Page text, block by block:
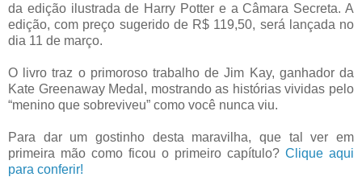
da edição ilustrada de Harry Potter e a Câmara Secreta. A
edição, com preço sugerido de R$ 119,50, será lançada no
dia 11 de março.
O livro traz o primoroso trabalho de Jim Kay, ganhador da
Kate Greenaway Medal, mostrando as histórias vividas pelo
“menino que sobreviveu” como você nunca viu.
Para dar um gostinho desta maravilha, que tal ver em
primeira mão como ficou o primeiro capítulo? Clique aqui
para conferir!